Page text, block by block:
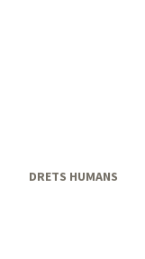
DRETS HUMANS